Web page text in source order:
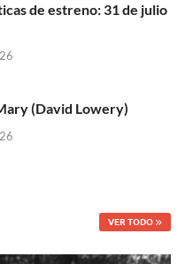
de estreno: 31 de julio
(David Lowery)
VER TODO